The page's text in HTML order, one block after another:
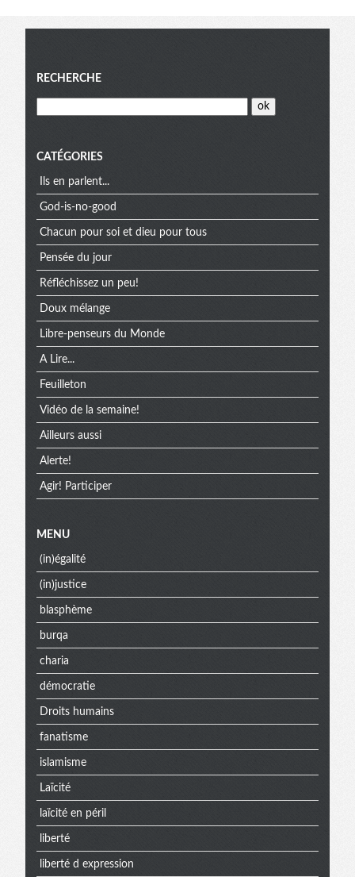
Menu
RECHERCHE
CATÉGORIES
Ils en parlent...
God-is-no-good
Chacun pour soi et dieu pour tous
Pensée du jour
Réfléchissez un peu!
Doux mélange
Libre-penseurs du Monde
A Lire...
Feuilleton
Vidéo de la semaine!
Ailleurs aussi
Alerte!
Agir! Participer
MENU
(in)égalité
(in)justice
blasphème
burqa
charia
démocratie
Droits humains
fanatisme
islamisme
Laïcité
laïcité en péril
liberté
liberté d expression